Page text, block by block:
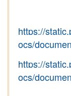
https://
ocs/
https://
ocs/